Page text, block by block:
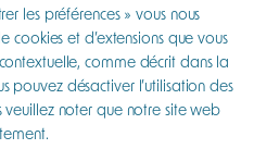
les préférences » vous nous
cookies et d’extensions que vous
comme décrit dans la
pouvez désactiver l’utilisation des
noter que notre site web